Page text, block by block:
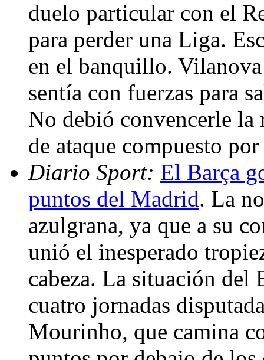
duelo particular con el
para perder una Liga.
en el banquillo.
sentía con fuerzas para
No debió convencerle la
de ataque compuesto
Diario Sport: El Barça
puntos del Madrid. La
azulgrana, ya que a su
unió el inesperado
cabeza. La situación del
cuatro jornadas
Mourinho, que camina